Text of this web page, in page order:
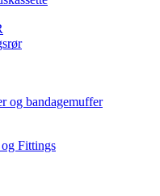
og bandagemuffer
Fittings